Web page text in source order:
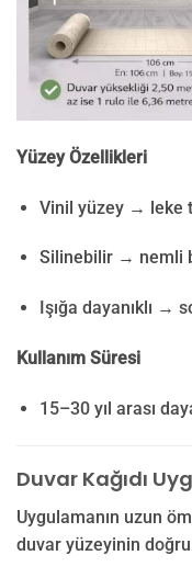
Yüzey Özellikleri
Vinil yüzey → leke
Silinebilir → nemli
Işığa dayanıklı →
Kullanım Süresi
15–30 yıl arası
Duvar Kağıdı
Uygulamanın uzun
duvar yüzeyinin